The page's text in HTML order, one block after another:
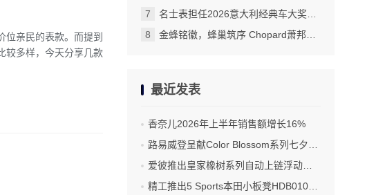
位亲民的表款。而提到
较多样，今天分享几款
名士表担任2026意大利经典车大奖赛官方计时
金蜂铭徽，蜂巢筑序 Chopard萧邦跨越百年的匠心回响
最近发表
香奈儿2026年上半年销售额增长16%
路易威登呈献Color Blossom系列七夕臻礼
爱彼推出皇家橡树系列自动上链浮动式陀飞轮“夜色蓝，云50”陶瓷腕表
精工推出5 Sports本田小板凳HDB010限量版腕表